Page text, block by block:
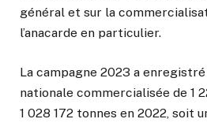
général et sur la
l’anacarde en particulier.
La campagne 2023 a
nationale commercialisée de 1
1 028 172 tonnes en 2022, soit